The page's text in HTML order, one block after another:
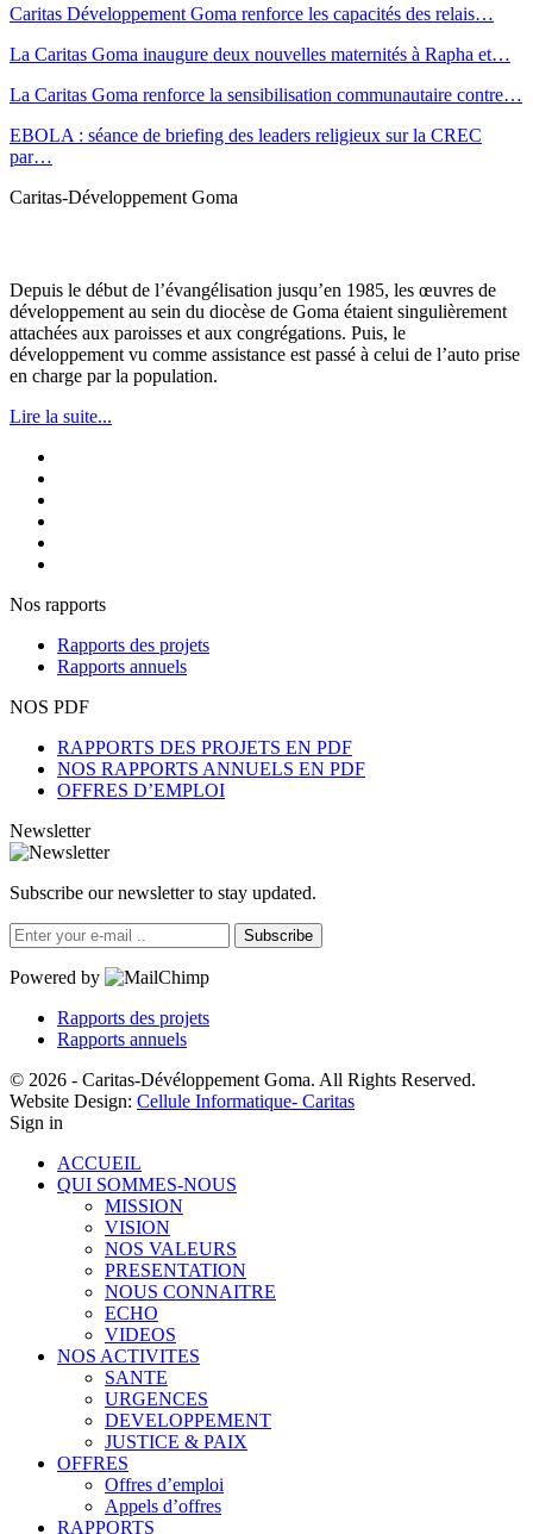
Caritas Développement Goma renforce les capacités des relais…
La Caritas Goma inaugure deux nouvelles maternités à Rapha et…
La Caritas Goma renforce la sensibilisation communautaire contre…
EBOLA : séance de briefing des leaders religieux sur la CREC
par…
Caritas-Développement Goma
Depuis le début de l’évangélisation jusqu’en 1985, les œuvres de
développement au sein du diocèse de Goma étaient singulièrement
attachées aux paroisses et aux congrégations. Puis, le
développement vu comme assistance est passé à celui de l’auto prise
en charge par la population.
Lire la suite...
Nos rapports
Rapports des projets
Rapports annuels
NOS PDF
RAPPORTS DES PROJETS EN PDF
NOS RAPPORTS ANNUELS EN PDF
OFFRES D’EMPLOI
Newsletter
Subscribe our newsletter to stay updated.
Subscribe
Powered by
Rapports des projets
Rapports annuels
© 2026 - Caritas-Dévéloppement Goma. All Rights Reserved.
Website Design: Cellule Informatique- Caritas
Sign in
ACCUEIL
QUI SOMMES-NOUS
MISSION
VISION
NOS VALEURS
PRESENTATION
NOUS CONNAITRE
ECHO
VIDEOS
NOS ACTIVITES
SANTE
URGENCES
DEVELOPPEMENT
JUSTICE & PAIX
OFFRES
Offres d’emploi
Appels d’offres
RAPPORTS